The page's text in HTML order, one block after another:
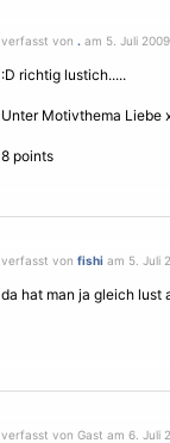
verfasst von . am 5. Juli
:D richtig lustich.....
Unter Motivthema Liebe
8 points
verfasst von fishi am 5. Juli
da hat man ja gleich lust
verfasst von Gast am 6. Juli